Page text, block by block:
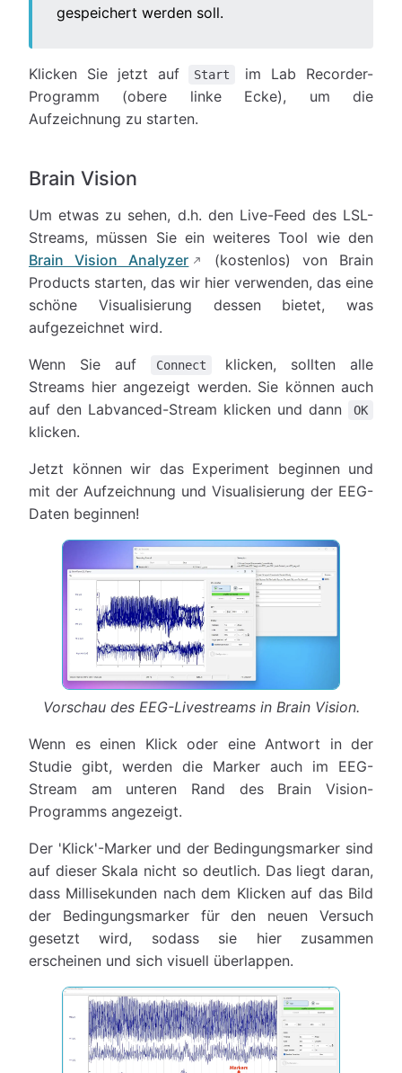
gespeichert werden soll.
Klicken Sie jetzt auf Start
im Lab Recorder-
Programm (obere linke Ecke), um die
Aufzeichnung zu starten.
Brain Vision
Um etwas zu sehen, d.h. den Live-Feed des LSL-
Streams, müssen Sie ein weiteres Tool wie den
Brain Vision Analyzer
(kostenlos) von Brain
Products starten, das wir hier verwenden, das eine
schöne Visualisierung dessen bietet, was
aufgezeichnet wird.
Wenn Sie auf Connect
klicken, sollten alle
Streams hier angezeigt werden. Sie können auch
auf den Labvanced-Stream klicken und dann
OK
klicken.
Jetzt können wir das Experiment beginnen und
mit der Aufzeichnung und Visualisierung der EEG-
Daten beginnen!
Vorschau des EEG-Livestreams in Brain Vision.
Wenn es einen Klick oder eine Antwort in der
Studie gibt, werden die Marker auch im EEG-
Stream am unteren Rand des Brain Vision-
Programms angezeigt.
Der 'Klick'-Marker und der Bedingungsmarker sind
auf dieser Skala nicht so deutlich. Das liegt daran,
dass Millisekunden nach dem Klicken auf das Bild
der Bedingungsmarker für den neuen Versuch
gesetzt wird, sodass sie hier zusammen
erscheinen und sich visuell überlappen.